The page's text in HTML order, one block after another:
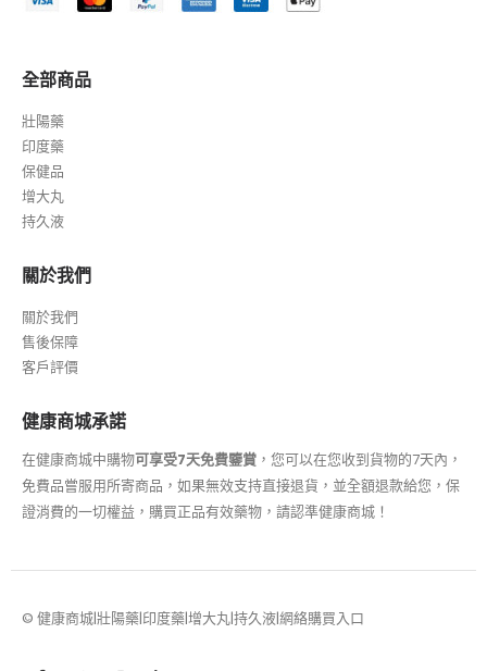
全部商品
壯陽藥
印度藥
保健品
增大丸
持久液
關於我們
關於我們
售後保障
客戶評價
健康商城承諾
在健康商城中購物可享受7天免費鑒賞 ，您可以在您收到貨物的7天內，
免費品嘗服用所寄商品，如果無效支持直接退貨，並全額退款給您，保
證消費的一切權益，購買正品有效藥物，請認準健康商城！
© 健康商城|壯陽藥|印度藥|增大丸|持久液|網絡購買入口